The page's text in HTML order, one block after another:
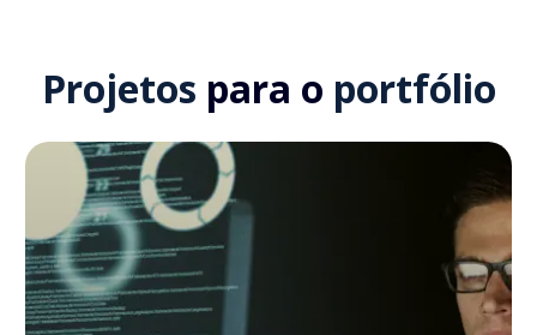
Projetos para o portfólio